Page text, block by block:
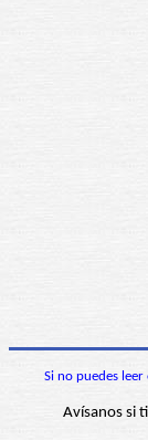
Si no puedes
Avísanos si